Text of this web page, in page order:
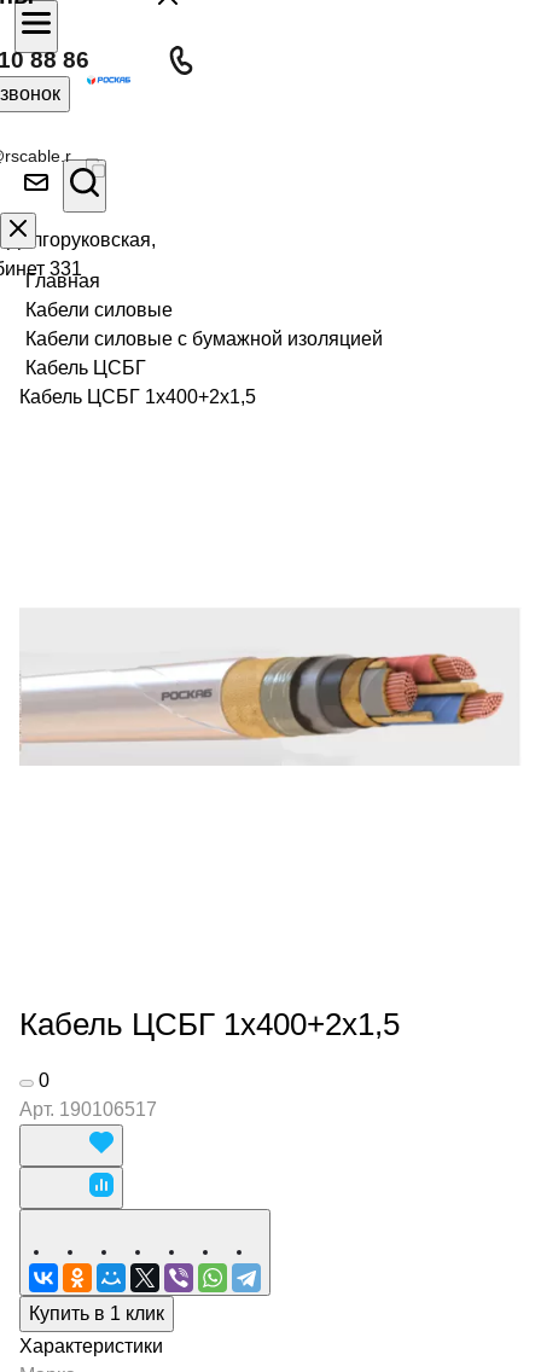
88 86
331
Главная
Кабели силовые
Кабели силовые с бумажной изоляцией
Кабель ЦСБГ
Кабель ЦСБГ 1х400+2х1,5
Кабель ЦСБГ 1х400+2х1,5
0
Арт. 190106517
Купить в 1 клик
Характеристики